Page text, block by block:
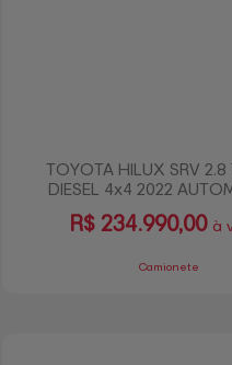
TOYOTA HILUX SRV 2.8
DIESEL 4x4 2022
R$234.990,00 à
Camionete